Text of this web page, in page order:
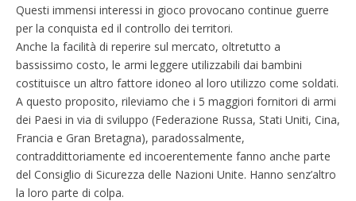
Questi immensi interessi in gioco provocano continue guerre
per la conquista ed il controllo dei territori.
Anche la facilità di reperire sul mercato, oltretutto a
bassissimo costo, le armi leggere utilizzabili dai bambini
costituisce un altro fattore idoneo al loro utilizzo come soldati.
A questo proposito, rileviamo che i 5 maggiori fornitori di armi
dei Paesi in via di sviluppo (Federazione Russa, Stati Uniti, Cina,
Francia e Gran Bretagna), paradossalmente,
contraddittoriamente ed incoerentemente fanno anche parte
del Consiglio di Sicurezza delle Nazioni Unite. Hanno senz’altro
la loro parte di colpa.